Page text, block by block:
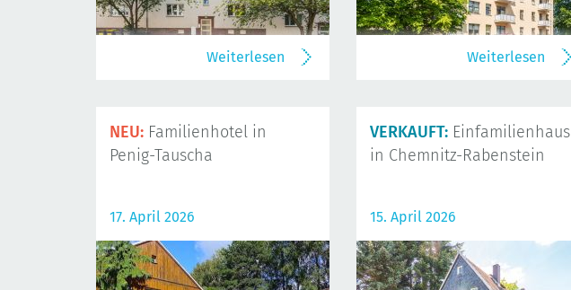
Weiterlesen Weiterlesen
NEU: Familienhotel in
Penig-Tauscha
17. April 2026
VERKAUFT: Einfamilienhaus
in Chemnitz-Rabenstein
15. April 2026